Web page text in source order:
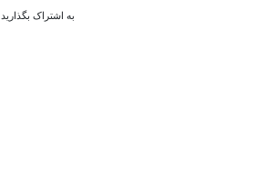
به اشتراک بگذارید